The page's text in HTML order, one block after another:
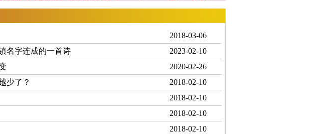
2018-03-06
名字连成的一首诗
2023-02-10
2020-02-26
少了？
2018-02-10
2018-02-10
2018-02-10
2018-02-10